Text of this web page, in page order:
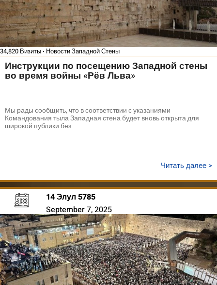
34,820 Визиты Новости Западной Стены
Инструкции по посещению Западной стены
во время войны «Рёв Льва»
Мы рады сообщить, что в соответствии с указаниями
Командования тыла Западная стена будет вновь открыта для
широкой публики без
Читать далее >
14 Элул 5785
September 7, 2025